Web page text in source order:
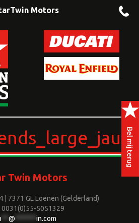
Motors
Twin Motors
| 7371 GL Loenen (Gelderland)
0031(0)55-5051329
@ in.com